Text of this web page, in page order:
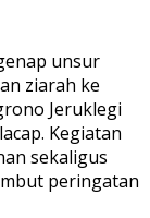
unsur
ziarah ke
Jeruklegi
Kegiatan
sekaligus
peringatan